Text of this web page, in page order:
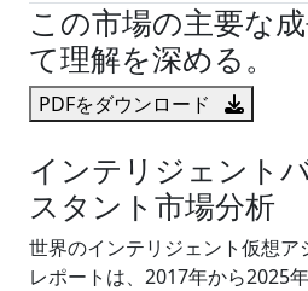
この市場の主要な
て理解を深める。
PDFをダウンロード
インテリジェント
スタント市場分析
世界のインテリジェント仮想ア
レポートは、2017年から2025